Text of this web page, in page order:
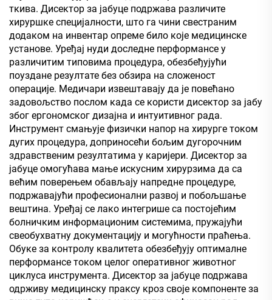
ткива. Дисектор за јабуце подржава различите
хируршке специјалности, што га чини свестраним
додаком на инвентар опреме било које медицинске
установе. Уређај нуди доследне перформансе у
различитим типовима процедура, обезбеђујући
поуздане резултате без обзира на сложеност
операције. Медичари извештавају да је повећано
задовољство послом када се користи дисектор за јабу
због ергономског дизајна и интуитивног рада.
Инструмент смањује физички напор на хирурге током
дугих процедура, доприносећи бољим дугорочним
здравственим резултатима у каријери. Дисектор за
јабуце омогућава мање искусним хирурзима да са
већим поверењем обављају напредне процедуре,
подржавајући професионални развој и побољшање
вештина. Уређај се лако интегрише са постојећим
болничким информационим системима, пружајући
свеобухватну документацију и могућности праћења.
Обуке за контролу квалитета обезбеђују оптималне
перформансе током целог оперативног животног
циклуса инструмента. Дисектор за јабуце подржава
одрживу медицинску праксу кроз своје компоненте за